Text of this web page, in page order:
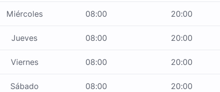
Miércoles 08:00 20:00
Jueves 08:00 20:00
Viernes 08:00 20:00
Sábado 08:00 20:00